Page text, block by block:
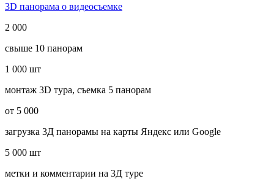
3D панорама о видеосъемке
2 000
свыше 10 панорам
1 000 шт
монтаж 3D тура, съемка 5 панорам
от 5 000
загрузка 3Д панорамы на карты Яндекс или Google
5 000 шт
метки и комментарии на 3Д туре